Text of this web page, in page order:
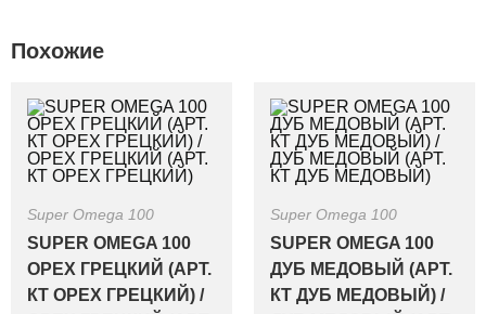
Похожие
Super Omega 100
SUPER OMEGA 100
ОРЕХ ГРЕЦКИЙ (АРТ.
КТ ОРЕХ ГРЕЦКИЙ) /
Super Omega 100
SUPER OMEGA 100
ДУБ МЕДОВЫЙ (АРТ.
КТ ДУБ МЕДОВЫЙ) /